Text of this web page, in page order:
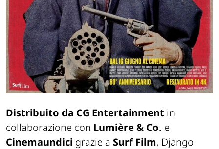
Distribuito da CG Entertainment in
collaborazione con Lumière & Co. e
Cinemaundici grazie a Surf Film, Django